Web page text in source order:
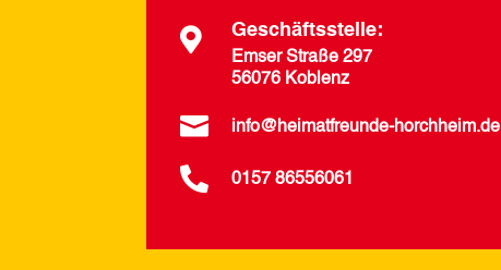
 Geschäftsstelle:
Emser Straße 297
56076 Koblenz
 info@heimatfreunde-horchheim.de
 0157 86556061